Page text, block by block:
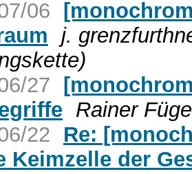
06
j.
27
Rainer
22
Re:
Keimzelle der